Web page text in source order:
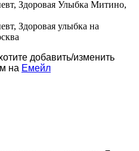
Здоровая Улыбка Митино,
Здоровая улыбка на
добавить/изменить
на Емейл